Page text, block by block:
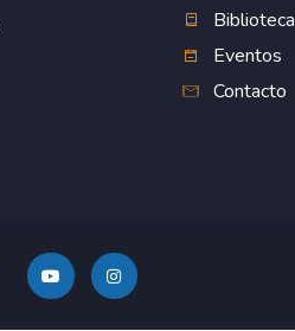
Biblioteca
Eventos
Contacto